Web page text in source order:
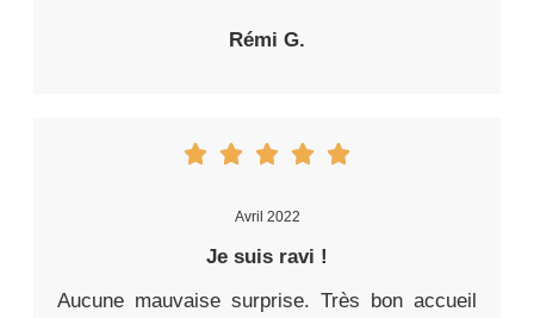
Rémi G.
Avril 2022
Je suis ravi !
Aucune mauvaise surprise. Très bon accueil